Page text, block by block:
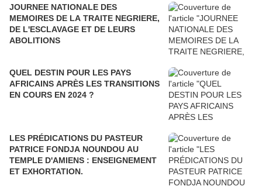
JOURNEE NATIONALE DES
MEMOIRES DE LA TRAITE NEGRIERE,
DE L'ESCLAVAGE ET DE LEURS
ABOLITIONS
QUEL DESTIN POUR LES PAYS
AFRICAINS APRÈS LES TRANSITIONS
EN COURS EN 2024 ?
LES PRÉDICATIONS DU PASTEUR
PATRICE FONDJA NOUNDOU AU
TEMPLE D'AMIENS : ENSEIGNEMENT
ET EXHORTATION.